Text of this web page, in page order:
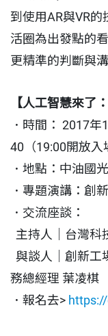
到使用AR與VR
活圈為出發點的
更精準的判斷與
【人工智慧來了
．時間： 2017
40（19:00開放入
．地點：中油國
．專題演講：創
．交流座談：
主持人｜台灣科
與談人｜創新工
務總經理 葉凌棋
．報名去>